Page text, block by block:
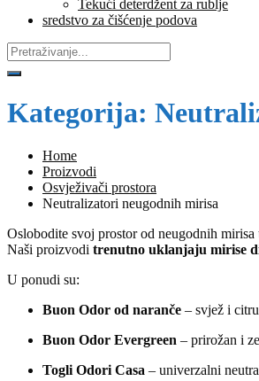
Tekući deterdžent za rublje
sredstvo za čišćenje podova
Kategorija:
Home
Proizvodi
Osvježivači prostora
Neutralizatori neugodnih mirisa
Oslobodite svoj prostor od neugodnih mirisa
Naši proizvodi trenutno uklanjaju mirise
U ponudi su:
Buon Odor od naranče – svjež i
Buon Odor Evergreen – prirožan i
Togli Odori Casa – univerzalni